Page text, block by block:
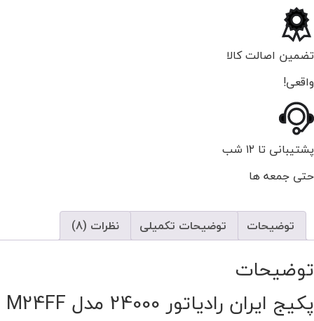
تضمین اصالت کالا
واقعی!
پشتیبانی تا ۱۲ شب
حتی جمعه ها
توضیحات توضیحات تکمیلی نظرات (8)
توضیحات
پکیج ایران رادیاتور 24000 مدل M24FF